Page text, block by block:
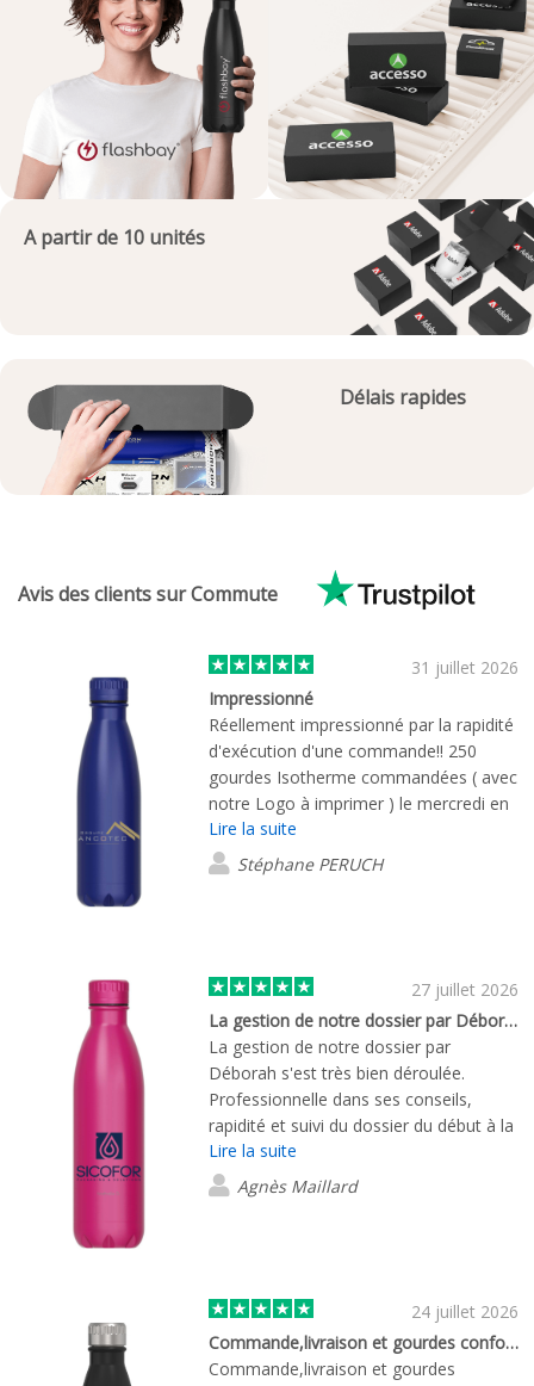
A partir de 10 unités
Délais rapides
Avis des clients sur Commute
31 juillet 2026
Impressionné
Réellement impressionné par la rapidité
d'exécution d'une commande!! 250
gourdes Isotherme commandées ( avec
notre Logo à imprimer ) le mercredi en
fin de journée, livraison le lundi suivant !
Merci et Bravo
Lire la suite
Stéphane PERUCH
27 juillet 2026
La gestion de notre dossier par Déborah…
La gestion de notre dossier par
Déborah s'est très bien déroulée.
Professionnelle dans ses conseils,
rapidité et suivi du dossier du début à la
fin du processus de commande, tout a
été parfait. Merci encore.
Lire la suite
Agnès Maillard
24 juillet 2026
Commande,livraison et gourdes conformes…
Commande,livraison et gourdes